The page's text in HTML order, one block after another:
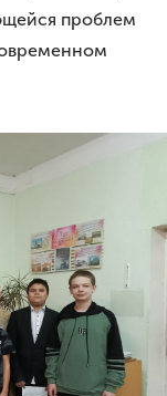
проблем